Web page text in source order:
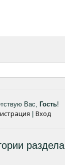
Вас, Гость!
Вход
раздела